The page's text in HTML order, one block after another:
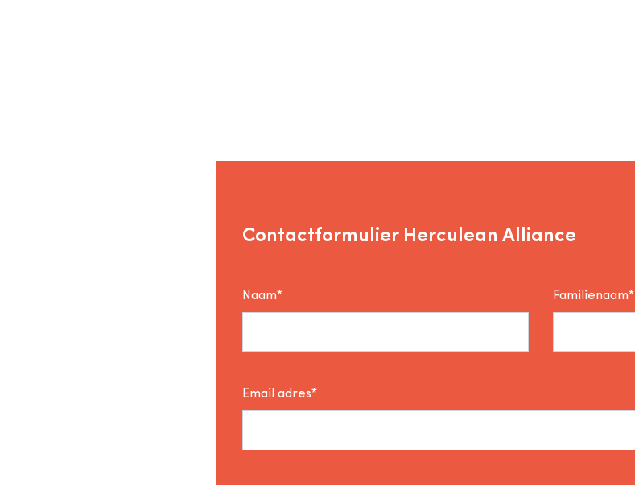
Contactformulier Herculean Alliance
Naam* Familienaam*
Email adres*